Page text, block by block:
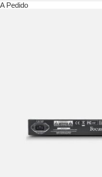
A Pedido